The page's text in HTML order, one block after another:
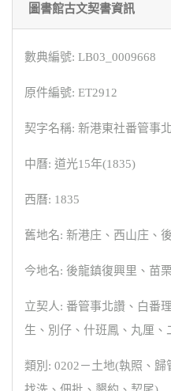
圖書館古文契書資訊
數典編號: LB03_0009668
原件編號: ET2912
契字名稱: 新港東社番管事
中曆: 道光15年(1835)
西曆: 1835
舊地名: 新港庄、西山庄、
今地名: 後龍鎮復興里、苗
立契人: 番管事北讚、白番
生、別仔、什班鳳、丸厘
類別: 0202－土地(執照、歸